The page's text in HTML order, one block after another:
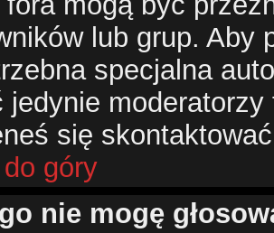
lub grup. Aby
specjalna
jedynie
się
góry
nie mogę